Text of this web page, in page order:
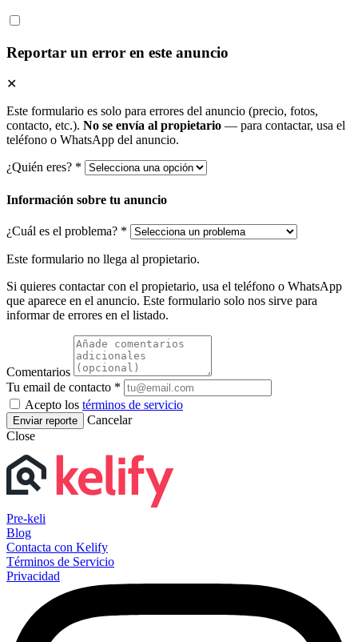
Reportar un error en este anuncio
✕
Este formulario es solo para errores del anuncio (precio, fotos,
contacto, etc.). No se envía al propietario — para contactar, usa el
teléfono o WhatsApp del anuncio.
¿Quién eres? *
Información sobre tu anuncio
¿Cuál es el problema? *
Este formulario no llega al propietario.
Si quieres contactar con el propietario, usa el teléfono o WhatsApp
que aparece en el anuncio. Este formulario solo nos sirve para
informar de errores en el listado.
Comentarios
Tu email de contacto *
Acepto los términos de servicio
Enviar reporte
Cancelar
Close
Pre-keli
Blog
Contacta con Kelify
Términos de Servicio
Privacidad